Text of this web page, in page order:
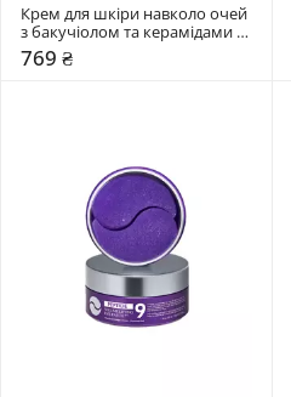
Крем для шкіри навколо очей
з бакучіолом та керамідами
SKIN1004 20 мл
769 ₴